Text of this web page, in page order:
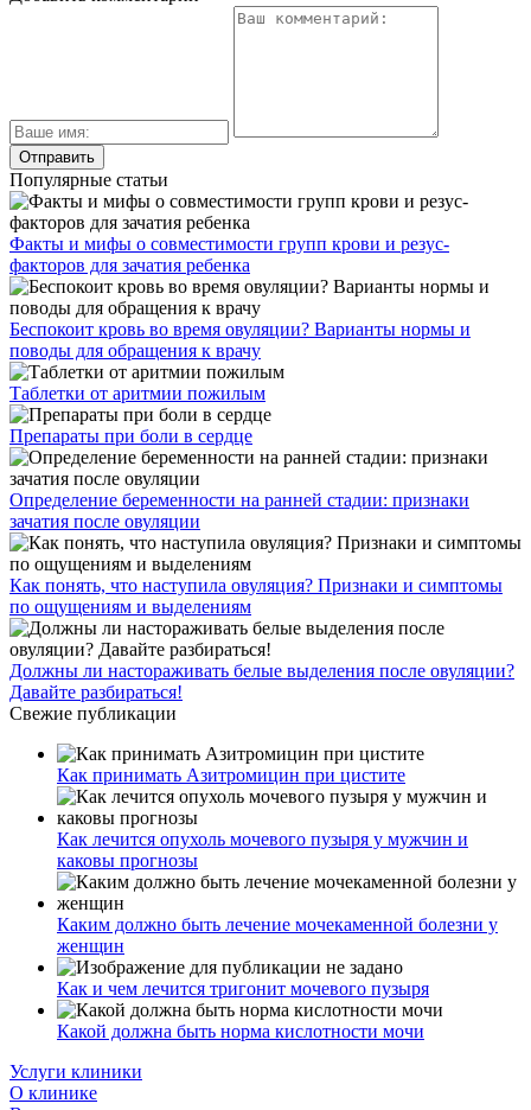
Как принимать Азитромицин при цистите
Каким должно быть лечение мочекаменной болезни у
женщин
Как и чем лечится тригонит мочевого пузыря
Какой должна быть норма кислотности мочи
Услуги клиники
О клинике
Врачи
Цены
Отзывы
Акции
Контакты
г. Москва: ул. Петровка 23/10 стр. 5
Трубная, Чеховская
Проложить маршрут
Запишитесь на приём
© 2022 Коренной житель.
Лицензия клиники Реквизиты организации
Обработка персональных данных
конфиценциальности
Договор оферты